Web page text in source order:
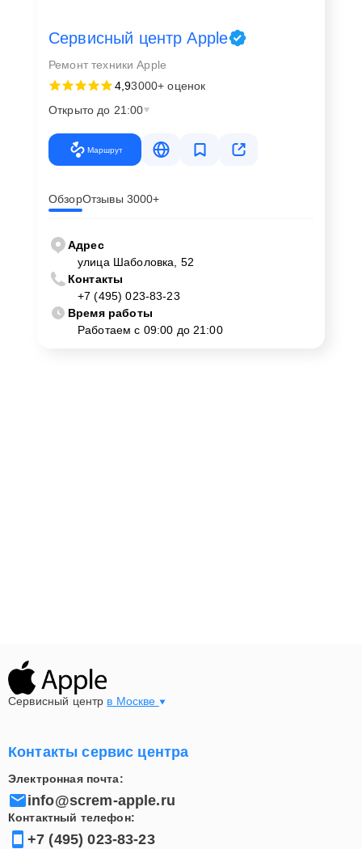
Сервисный центр Apple
Ремонт техники Apple
4,93000+ оценок
Открыто до 21:00
Маршрут
ОбзорОтзывы 3000+
Адрес
улица Шаболовка, 52
Контакты
+7 (495) 023-83-23
Время работы
Работаем с 09:00 до 21:00
Сервисный центр в Москве
Контакты сервис центра
Электронная почта:
info@screm-apple.ru
Контактный телефон:
+7 (495) 023-83-23